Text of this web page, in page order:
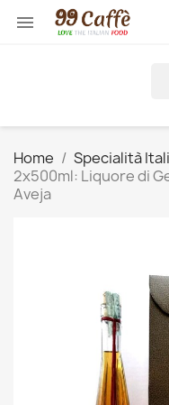

Home Specialità
2x500ml: Liquore di
Aveja